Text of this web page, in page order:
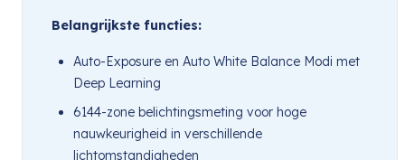
Belangrijkste functies:
Auto-Exposure en Auto White Balance Modi met
Deep Learning
6144-zone belichtingsmeting voor hoge
nauwkeurigheid in verschillende
lichtomstandigheden